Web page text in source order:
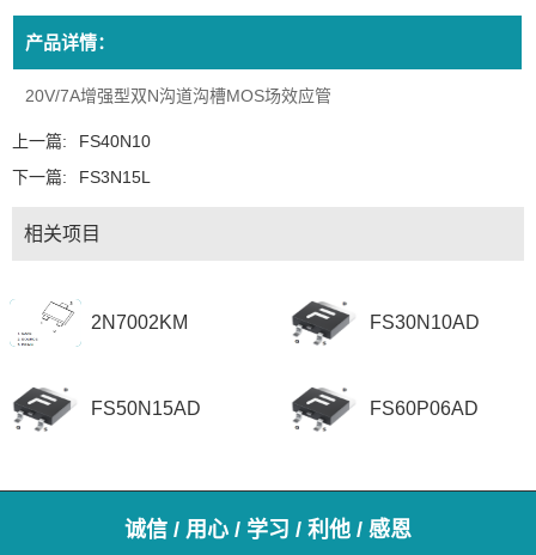
产品详情：
20V/7A增强型双N沟道沟槽MOS场效应管
上一篇:
FS40N10
下一篇:
FS3N15L
相关项目
2N7002KM FS30N10AD
FS50N15AD FS60P06AD
诚信 / 用心 / 学习 / 利他 / 感恩